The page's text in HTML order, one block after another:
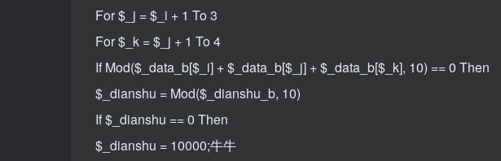
For $_j = $_i + 1 To 3
For $_k = $_j + 1 To 4
If Mod($_data_b[$_i] + $_data_b[$_j] + $_data_b[$_k], 10) == 0 Then
$_dianshu = Mod($_dianshu_b, 10)
If $_dianshu == 0 Then
$_dianshu = 10000;牛牛